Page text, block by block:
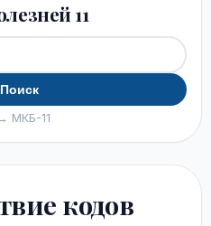
11
Поиск
МКБ-11
кодов